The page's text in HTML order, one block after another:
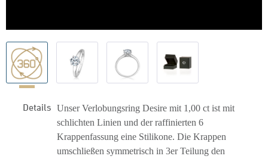
Details Unser Verlobungsring Desire mit 1,00 ct ist mit
schlichten Linien und der raffinierten 6
Krappenfassung eine Stilikone. Die Krappen
umschließen symmetrisch in 3er Teilung den